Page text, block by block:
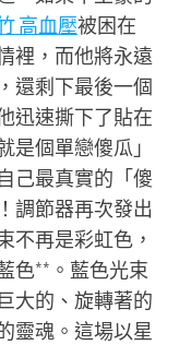
高血壓被困在
裡，而他將永遠
還剩下最後一個
迅速撕下了貼在
個單戀傻瓜」
己最真實的「傻
調節器再次發出
不再是彩虹色，
色**。藍色光束
大的、旋轉著的
靈魂。這場以星